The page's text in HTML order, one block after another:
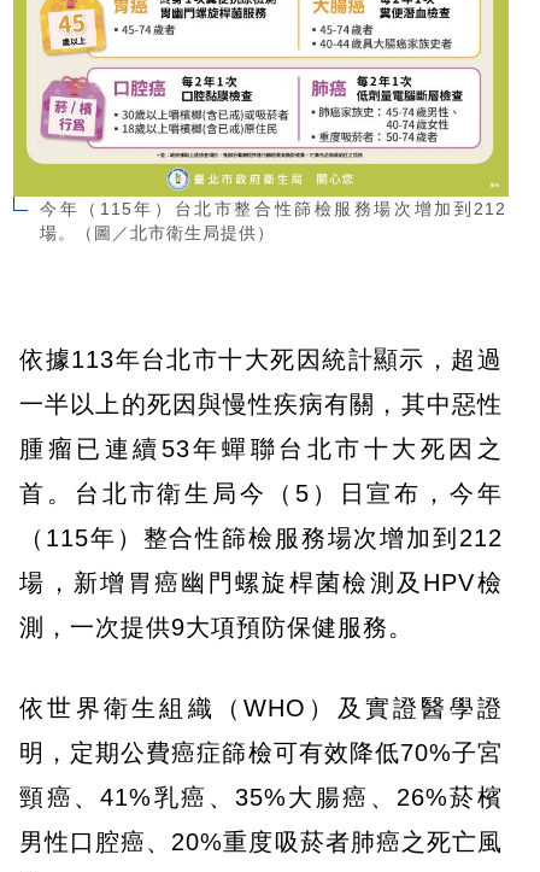
今年（115年）台北市整合性篩檢服務場次增加到212
場。（圖／北市衛生局提供）
依據113年台北市十大死因統計顯示，超過
一半以上的死因與慢性疾病有關，其中惡性
腫瘤已連續53年蟬聯台北市十大死因之
首。台北市衛生局今（5）日宣布，今年
（115年）整合性篩檢服務場次增加到212
場，新增胃癌幽門螺旋桿菌檢測及HPV檢
測，一次提供9大項預防保健服務。
依世界衛生組織（WHO）及實證醫學證
明，定期公費癌症篩檢可有效降低70%子宮
頸癌、41%乳癌、35%大腸癌、26%菸檳
男性口腔癌、20%重度吸菸者肺癌之死亡風